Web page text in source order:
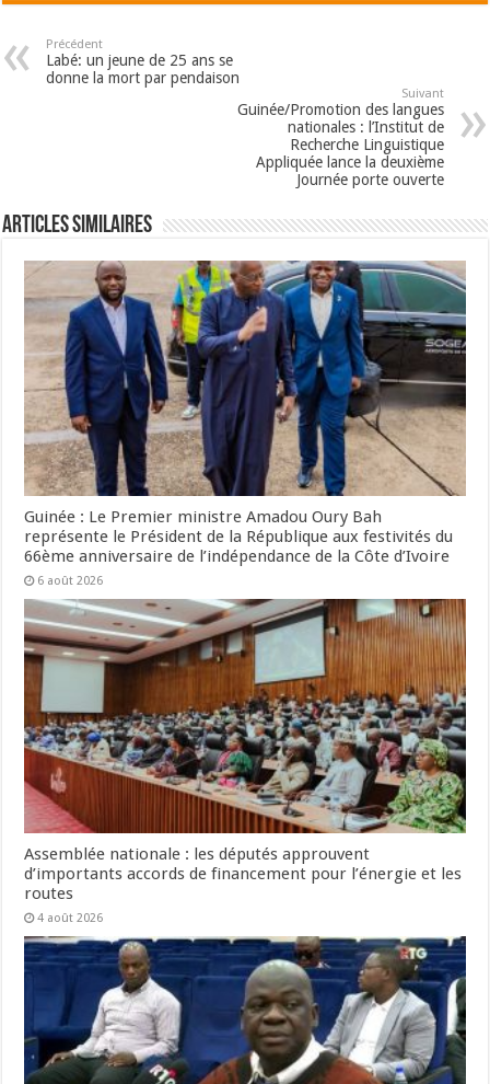
Précédent
Labé: un jeune de 25 ans se
donne la mort par pendaison
Suivant
Guinée/Promotion des langues
nationales : l’Institut de
Recherche Linguistique
Appliquée lance la deuxième
Journée porte ouverte
Articles Similaires
Guinée : Le Premier ministre Amadou Oury Bah
représente le Président de la République aux festivités du
66ème anniversaire de l’indépendance de la Côte d’Ivoire
6 août 2026
Assemblée nationale : les députés approuvent
d’importants accords de financement pour l’énergie et les
routes
4 août 2026